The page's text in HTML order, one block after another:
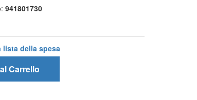
941801730
lista della spesa
Carrello